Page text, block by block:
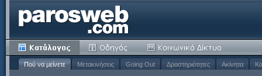
Πού να μείνετε Μετακινήσεις Going Out Δραστηριότητες Ακίνητα